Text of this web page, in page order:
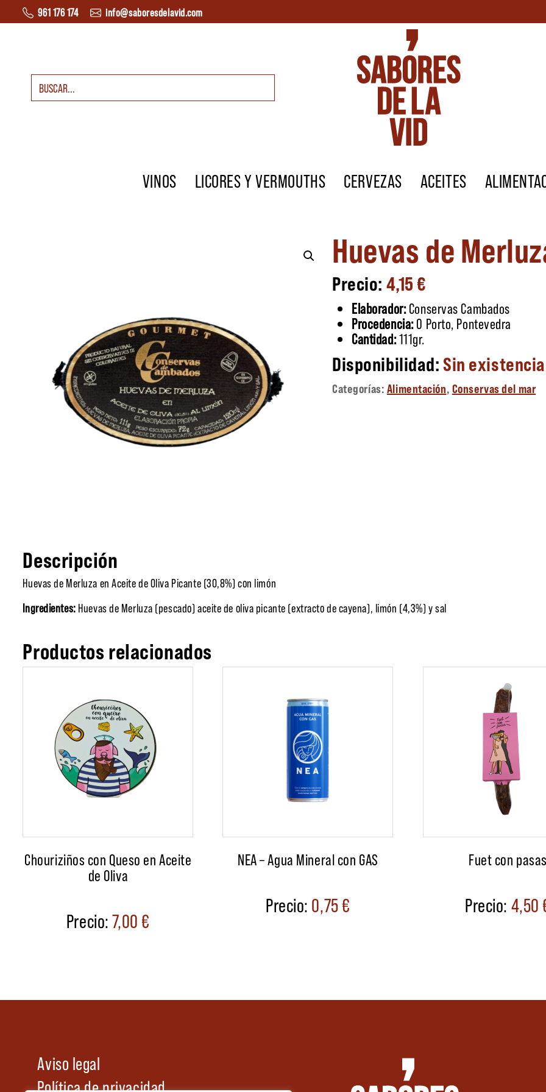
Saltar al contenido
961 176 174 info@saboresdelavid.com
Buscar:
VINOS LICORES Y VERMOUTHS CERVEZAS ACEITES
Huevas de
4,15€
Elaborador:Conservas Cambados
Procedencia:O Porto, Pontevedra
Cantidad:111gr.
Sin
Categorías: Alimentación, Conservas del mar
Descripción
Huevas de Merluza en Aceite de Oliva Picante (30,8%) con limón
Ingredientes: Huevas de Merluza (pescado) aceite de oliva picante (extracto de cayena), limón (4,3%) y sal
Productos relacionados
Chouriziños con Queso en Aceite
de Oliva
7,00€
NEA – Agua Mineral con GAS
0,75€
Fuet con
4,50
Aviso legal
Política de privacidad